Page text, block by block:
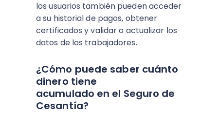
los usuarios también pueden acceder
a su historial de pagos, obtener
certificados y validar o actualizar los
datos de los trabajadores.
¿Cómo puede saber cuánto
dinero tiene
acumulado en el Seguro de
Cesantía?